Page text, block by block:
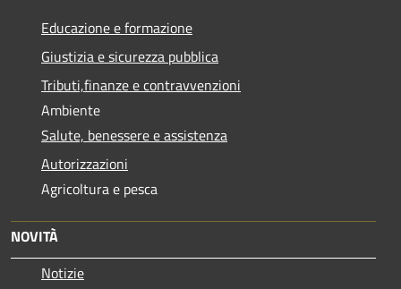
Educazione e formazione
Giustizia e sicurezza pubblica
Tributi,finanze e contravvenzioni
Ambiente
Salute, benessere e assistenza
Autorizzazioni
Agricoltura e pesca
NOVITÀ
Notizie